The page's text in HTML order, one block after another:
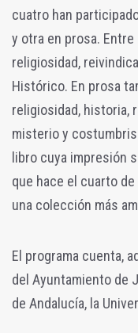
cuatro han
y otra en prosa. Entre
religiosidad,
Histórico. En prosa
religiosidad, historia,
misterio y
libro cuya impresión
que hace el cuarto
una colección más
El programa cuenta,
del Ayuntamiento de
de Andalucía, la